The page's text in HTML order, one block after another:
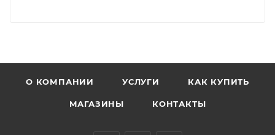
О КОМПАНИИ УСЛУГИ КАК КУПИТЬ
МАГАЗИНЫ КОНТАКТЫ